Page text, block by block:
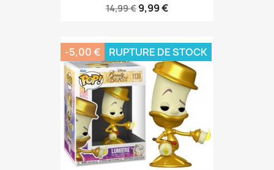
14,99 € 9,99 €
-5,00 € RUPTURE DE STOCK